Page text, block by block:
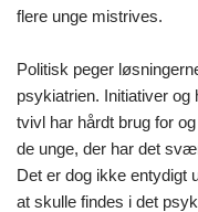
flere unge mistrives.
Politisk peger
psykiatrien. Initiativer
tvivl har hårdt brug for
de unge, der har det
Det er dog ikke entydigt
at skulle findes i det